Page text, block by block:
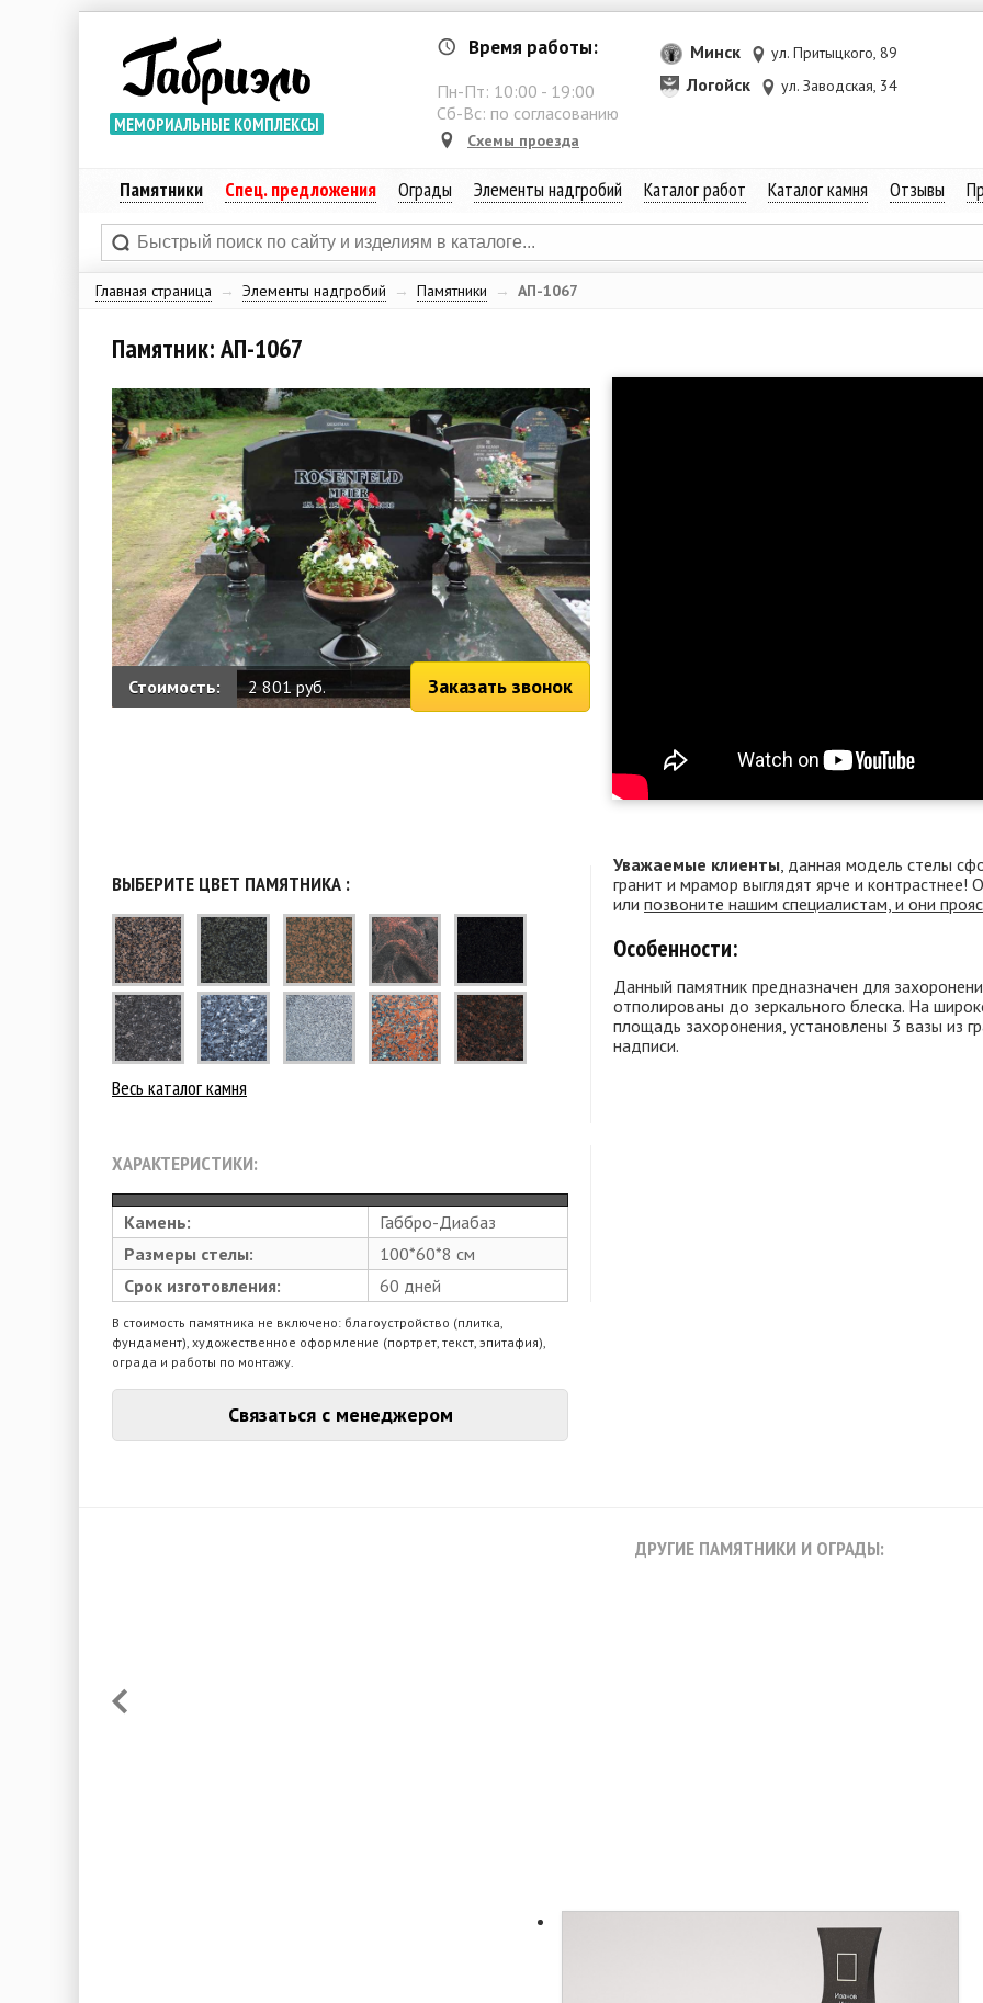
МЕМОРИАЛЬНЫЕ КОМПЛЕКСЫ
Время работы:
Пн-Пт: 10:00 - 19:00
Сб-Вс: по согласованию
Схемы проезда
Минск ул. Притыцкого, 89
Логойск ул. Заводская, 34
Памятники Спец. предложения Ограды Элементы надгробий Каталог работ Каталог камня Отзывы
Главная страница → Элементы надгробий → Памятники → АП-1067
Памятник: АП-1067
Стоимость: 2 801 руб. Заказать звонок
ВЫБЕРИТЕ ЦВЕТ ПАМЯТНИКА :
Весь каталог камня
ХАРАКТЕРИСТИКИ:
Камень:
Габбро-Диабаз
Размеры стелы:
100*60*8 см
Срок изготовления:
60 дней
В стоимость памятника не включено: благоустройство (плитка,
фундамент), художественное оформление (портрет, текст, эпитафия),
ограда и работы по монтажу.
Связаться с менеджером
Уважаемые клиенты , данная модель стелы
гранит и мрамор выглядят ярче и контрастнее!
или позвоните нашим специалистам, и они
Особенности:
Данный памятник предназначен для
отполированы до зеркального блеска. На
площадь захоронения, установлены 3 вазы из
надписи.
ДРУГИЕ ПАМЯТНИКИ И ОГРАДЫ: